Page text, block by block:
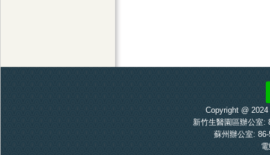
Copyright @
新竹生醫園區辦公室:
蘇州辦公室: